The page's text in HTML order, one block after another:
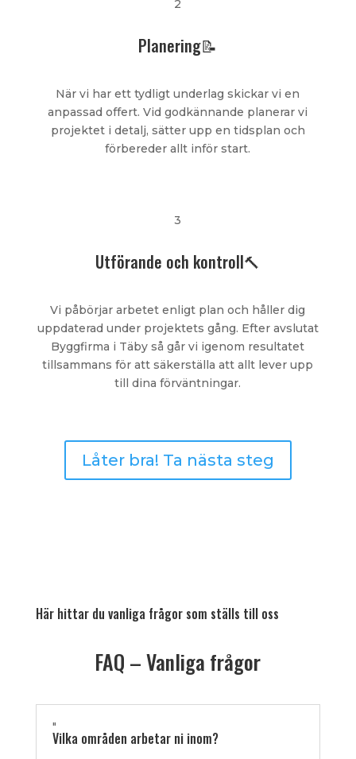
2
Planering📝
När vi har ett tydligt underlag skickar vi en
anpassad offert. Vid godkännande planerar vi
projektet i detalj, sätter upp en tidsplan och
förbereder allt inför start.
3
Utförande och kontroll🔨
Vi påbörjar arbetet enligt plan och håller dig
uppdaterad under projektets gång. Efter avslutat
Byggfirma i Täby så går vi igenom resultatet
tillsammans för att säkerställa att allt lever upp
till dina förväntningar.
Låter bra! Ta nästa steg
Här hittar du vanliga frågor som ställs till oss
FAQ – Vanliga frågor
"
Vilka områden arbetar ni inom?